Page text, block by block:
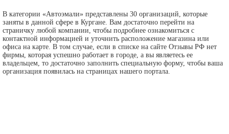
В категории «Автоэмали» представлены 30 организаций, которые
заняты в данной сфере в Кургане. Вам достаточно перейти на
страничку любой компании, чтобы подробнее ознакомиться с
контактной информацией и уточнить расположение магазина или
офиса на карте. В том случае, если в списке на сайте Отзывы РФ нет
фирмы, которая успешно работает в городе, а вы являетесь ее
владельцем, то достаточно заполнить специальную форму, чтобы ваша
организация появилась на страницах нашего портала.